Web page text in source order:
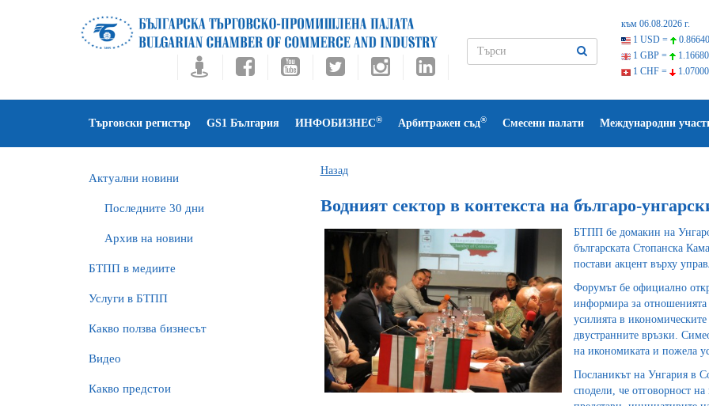
към 06.08.2026 г.
1 USD =
1 GBP =
1 CHF =
Търговски регистър GS1 България ИНФОБИЗНЕС® Арбитражен съд® Смесени палати Международни
Актуални новини
Последните 30 дни
Архив на новини
БTПП в медиите
Услуги в БТПП
Какво ползва бизнесът
Видео
Какво предстои
Назад
Водният сектор в контекста на българо-
БТПП бе домакин на
българската Стопанска
постави акцент върху
Форумът бе официално
информира за
усилията в
двустранните връзки.
на икономиката и пожела
Посланикът на Унгария в
сподели, че отговорност